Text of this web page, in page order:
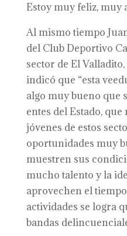
Estoy muy feliz, muy
Al mismo tiempo
del Club Deportivo
sector de El
indicó que “esta
algo muy bueno que
entes del Estado,
jóvenes de estos
oportunidades muy
muestren sus
mucho talento y la
aprovechen el
actividades se logra
bandas